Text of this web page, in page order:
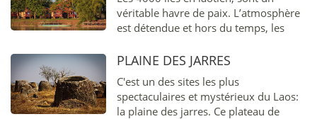
véritable havre de paix. L’atmosphère
est détendue et hors du temps, les
habitants extrêmement accueillants,
récolte de riz, de légumes et de noix
de coco.
PLAINE DES JARRES
C'est un des sites les plus
spectaculaires et mystérieux du Laos:
la plaine des jarres. Ce plateau de